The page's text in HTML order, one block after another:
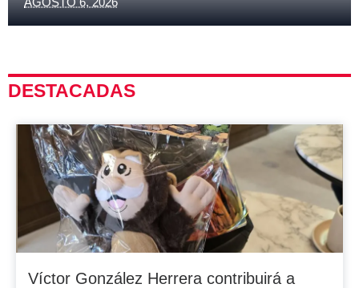
DESTACADAS
Víctor González Herrera contribuirá a